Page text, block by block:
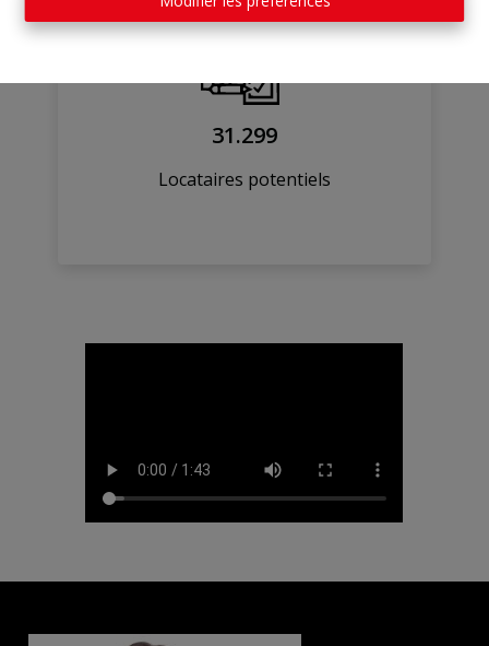
31.299
Locataires potentiels